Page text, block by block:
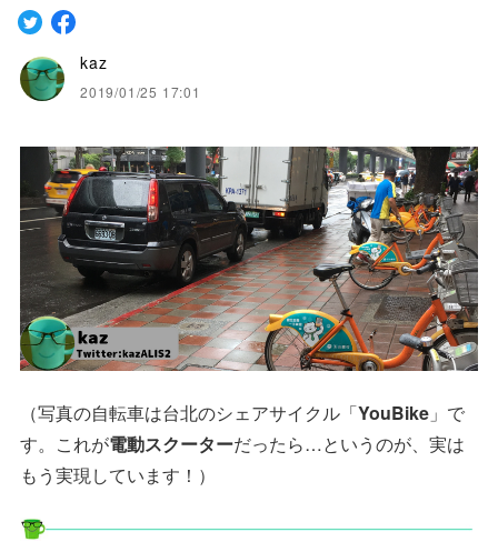
kaz
2019/01/25 17:01
（写真の自転車は台北のシェアサイクル「YouBike 」で
す。これが電動スクーターだったら…というのが、実は
もう実現しています！）